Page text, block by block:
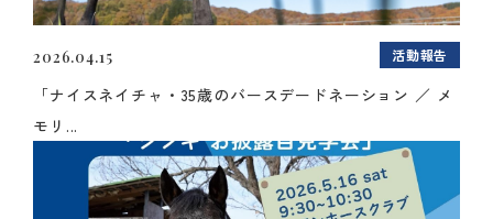
2026.04.15 活動報告
「ナイスネイチャ・35歳のバースデードネーション ／ メ
モリ...